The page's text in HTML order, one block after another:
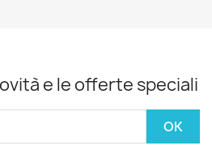
e le offerte speciali